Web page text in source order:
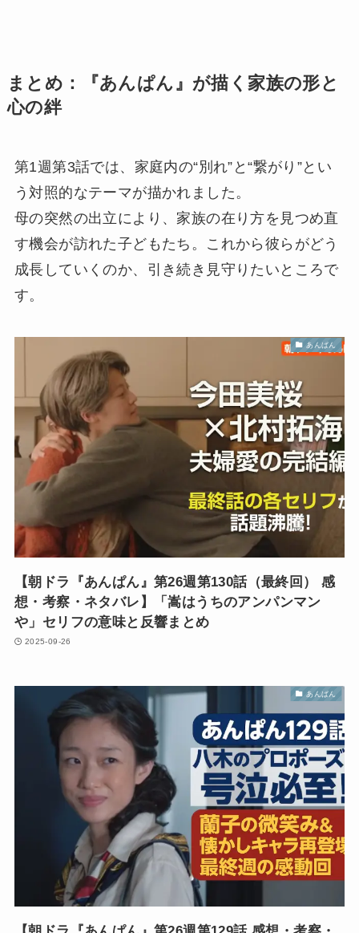
まとめ：『あんぱん』が描く家族の形と
心の絆
第1週第3話では、家庭内の“別れ”と“繋がり”とい
う対照的なテーマが描かれました。
母の突然の出立により、家族の在り方を見つめ直
す機会が訪れた子どもたち。これから彼らがどう
成長していくのか、引き続き見守りたいところで
す。
あんぱん
【朝ドラ『あんぱん』第26週第130話（最終回） 感
想・考察・ネタバレ】「嵩はうちのアンパンマン
や」セリフの意味と反響まとめ
2025-09-26
あんぱん